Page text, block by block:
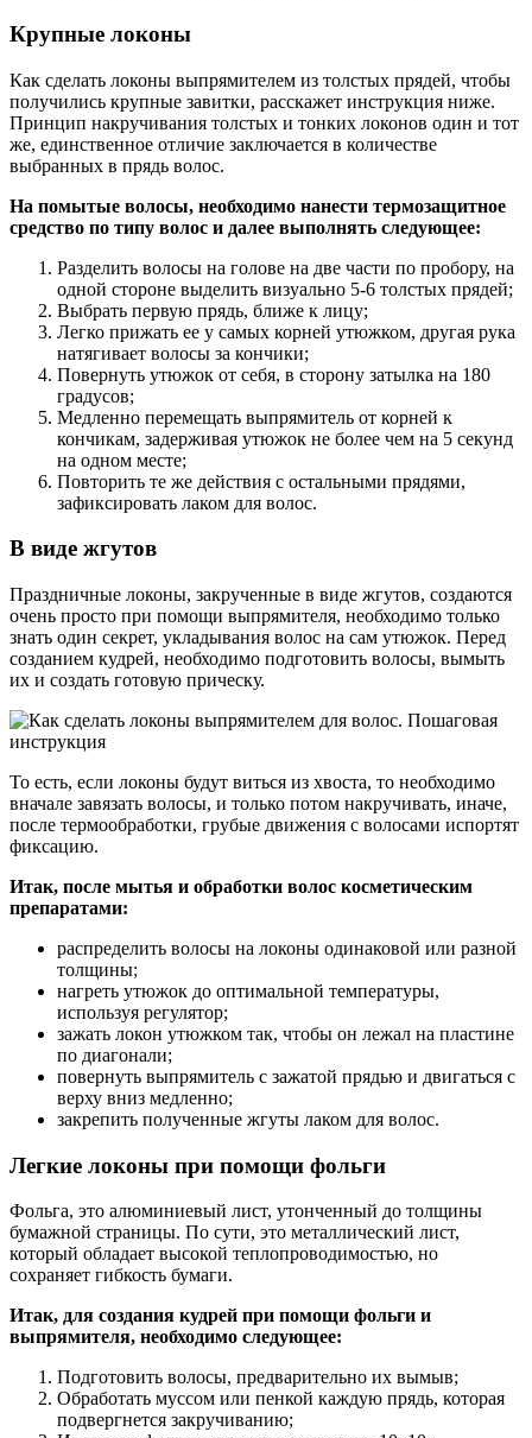
Крупные локоны
Как сделать локоны выпрямителем из толстых прядей, чтобы
получились крупные завитки, расскажет инструкция ниже.
Принцип накручивания толстых и тонких локонов один и тот
же, единственное отличие заключается в количестве
выбранных в прядь волос.
На помытые волосы, необходимо нанести термозащитное
средство по типу волос и далее выполнять следующее:
Разделить волосы на голове на две части по пробору, на
одной стороне выделить визуально 5-6 толстых прядей;
Выбрать первую прядь, ближе к лицу;
Легко прижать ее у самых корней утюжком, другая рука
натягивает волосы за кончики;
Повернуть утюжок от себя, в сторону затылка на 180
градусов;
Медленно перемещать выпрямитель от корней к
кончикам, задерживая утюжок не более чем на 5 секунд
на одном месте;
Повторить те же действия с остальными прядями,
зафиксировать лаком для волос.
В виде жгутов
Праздничные локоны, закрученные в виде жгутов, создаются
очень просто при помощи выпрямителя, необходимо только
знать один секрет, укладывания волос на сам утюжок. Перед
созданием кудрей, необходимо подготовить волосы, вымыть
их и создать готовую прическу.
То есть, если локоны будут виться из хвоста, то необходимо
вначале завязать волосы, и только потом накручивать, иначе,
после термообработки, грубые движения с волосами испортят
фиксацию.
Итак, после мытья и обработки волос косметическим
препаратами:
распределить волосы на локоны одинаковой или разной
толщины;
нагреть утюжок до оптимальной температуры,
используя регулятор;
зажать локон утюжком так, чтобы он лежал на пластине
по диагонали;
повернуть выпрямитель с зажатой прядью и двигаться с
верху вниз медленно;
закрепить полученные жгуты лаком для волос.
Легкие локоны при помощи фольги
Фольга, это алюминиевый лист, утонченный до толщины
бумажной страницы. По сути, это металлический лист,
который обладает высокой теплопроводимостью, но
сохраняет гибкость бумаги.
Итак, для создания кудрей при помощи фольги и
выпрямителя, необходимо следующее:
Подготовить волосы, предварительно их вымыв;
Обработать муссом или пенкой каждую прядь, которая
подвергнется закручиванию;